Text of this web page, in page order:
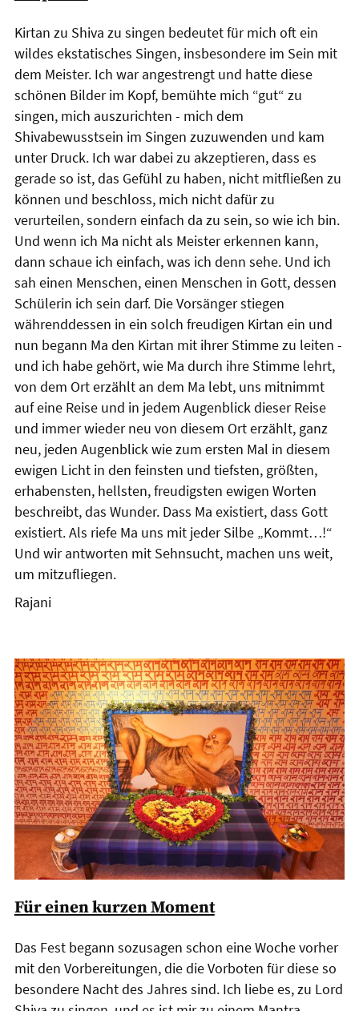
Kirtan zu Shiva zu singen bedeutet für mich oft ein
wildes ekstatisches Singen, insbesondere im Sein mit
dem Meister. Ich war angestrengt und hatte diese
schönen Bilder im Kopf, bemühte mich “gut“ zu
singen, mich auszurichten - mich dem
Shivabewusstsein im Singen zuzuwenden und kam
unter Druck. Ich war dabei zu akzeptieren, dass es
gerade so ist, das Gefühl zu haben, nicht mitfließen zu
können und beschloss, mich nicht dafür zu
verurteilen, sondern einfach da zu sein, so wie ich bin.
Und wenn ich Ma nicht als Meister erkennen kann,
dann schaue ich einfach, was ich denn sehe. Und ich
sah einen Menschen, einen Menschen in Gott, dessen
Schülerin ich sein darf. Die Vorsänger stiegen
währenddessen in ein solch freudigen Kirtan ein und
nun begann Ma den Kirtan mit ihrer Stimme zu leiten -
und ich habe gehört, wie Ma durch ihre Stimme lehrt,
von dem Ort erzählt an dem Ma lebt, uns mitnimmt
auf eine Reise und in jedem Augenblick dieser Reise
und immer wieder neu von diesem Ort erzählt, ganz
neu, jeden Augenblick wie zum ersten Mal in diesem
ewigen Licht in den feinsten und tiefsten, größten,
erhabensten, hellsten, freudigsten ewigen Worten
beschreibt, das Wunder. Dass Ma existiert, dass Gott
existiert. Als riefe Ma uns mit jeder Silbe „Kommt…!“
Und wir antworten mit Sehnsucht, machen uns weit,
um mitzufliegen.
Rajani
Für einen kurzen Moment
Das Fest begann sozusagen schon eine Woche vorher
mit den Vorbereitungen, die die Vorboten für diese so
besondere Nacht des Jahres sind. Ich liebe es, zu Lord